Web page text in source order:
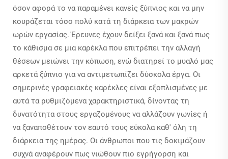
όσον αφορά το να παραμένει κανείς ξύπνιος και να μην
κουράζεται τόσο πολύ κατά τη διάρκεια των μακρών
ωρών εργασίας. Έρευνες έχουν δείξει ξανά και ξανά πως
το κάθισμα σε μια καρέκλα που επιτρέπει την αλλαγή
θέσεων μειώνει την κόπωση, ενώ διατηρεί το μυαλό μας
αρκετά ξύπνιο για να αντιμετωπίζει δύσκολα έργα. Οι
σημερινές γραφειακές καρέκλες είναι εξοπλισμένες με
αυτά τα ρυθμιζόμενα χαρακτηριστικά, δίνοντας τη
δυνατότητα στους εργαζομένους να αλλάζουν γωνίες ή
να ξαναποθέτουν τον εαυτό τους εύκολα καθ' όλη τη
διάρκεια της ημέρας. Οι άνθρωποι που τις δοκιμάζουν
συχνά αναφέρουν πως νιώθουν πιο εγρήγορση και